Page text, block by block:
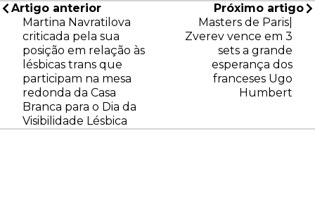
Artigo anterior
Martina Navratilova
criticada pela sua
posição em relação às
lésbicas trans que
participam na mesa
redonda da Casa
Branca para o Dia da
Visibilidade Lésbica
Próximo artigo
Masters de Paris|
Zverev vence em 3
sets a grande
esperança dos
franceses Ugo
Humbert